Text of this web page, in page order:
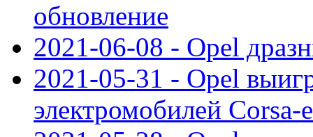
обновление
2021-06-08 - Opel
2021-05-31 - Opel
электромобилей Corsa-e